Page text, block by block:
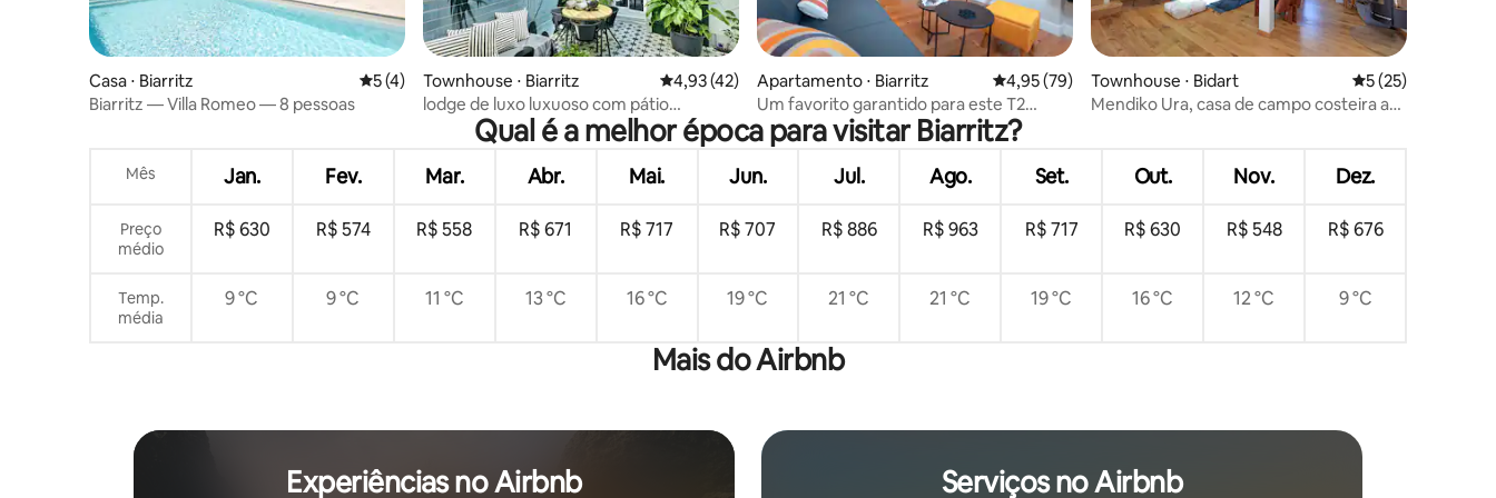
Casa ⋅ Biarritz 5 de uma avaliação média de 5, 4 avaliações
5 (4)
Biarritz — Villa Romeo — 8 pessoas
Townhouse ⋅ Biarritz 4,93 de uma avaliação média de 5, 42 avaliações
4,93 (42)
lodge de luxo luxuoso com pátio
arborizado perto do centro e do mar
Apartamento ⋅ Biarritz 4,95 de uma avaliação média de 5, 79 avaliações
4,95 (79)
Um favorito garantido para este T2
renovado Hiper centro
Townhouse ⋅ Bidart 5 de uma
5 (25)
Mendiko Ura, casa de campo costeira a
Qual é a melhor época para visitar Biarritz?
Mês Jan. Fev. Mar. Abr. Mai. Jun. Jul. Ago. Set. Out. Nov. Dez.
Preço
médio
R$ 630 R$ 574 R$ 558 R$ 671 R$ 717 R$ 707 R$ 886 R$ 963 R$ 717 R$ 630 R$ 548 R$ 676
Temp.
média
9 °C 9 °C 11 °C 13 °C 16 °C 19 °C 21 °C 21 °C 19 °C 16 °C 12 °C 9 °C
Mais do Airbnb
Experiências no Airbnb Serviços no Airbnb